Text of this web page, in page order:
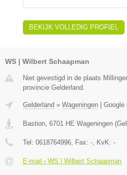
BEKIJK VOLLEDIG PROFIEL
WS | Wilbert Schaapman
Niet gevestigd in de plaats
provincie Gelderland.
Gelderland » Wageningen | Google
Bastion 6701 HE Wageningen (
Tel: 0618764996 , Fax: - , KvK: -
E-mail › WS | Wilbert Schaapman